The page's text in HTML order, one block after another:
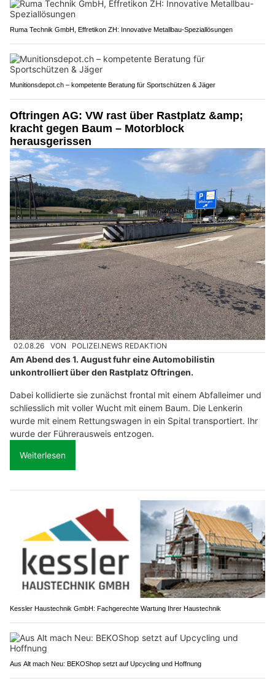
Ruma Technik GmbH, Effretikon ZH: Innovative Metallbau-Speziallösungen
Munitionsdepot.ch – kompetente Beratung für Sportschützen & Jäger
Oftringen AG: VW rast über Rastplatz &amp;
kracht gegen Baum – Motorblock
herausgerissen
02.08.26 VON POLIZEI.NEWS REDAKTION
Am Abend des 1. August fuhr eine Automobilistin
unkontrolliert über den Rastplatz Oftringen.
Dabei kollidierte sie zunächst frontal mit einem Abfalleimer und
schliesslich mit voller Wucht mit einem Baum. Die Lenkerin
wurde mit einem Rettungswagen in ein Spital transportiert. Ihr
wurde der Führerausweis entzogen.
Weiterlesen
Kessler Haustechnik GmbH: Fachgerechte Wartung Ihrer Haustechnik
Aus Alt mach Neu: BEKOShop setzt auf Upcycling und Hoffnung